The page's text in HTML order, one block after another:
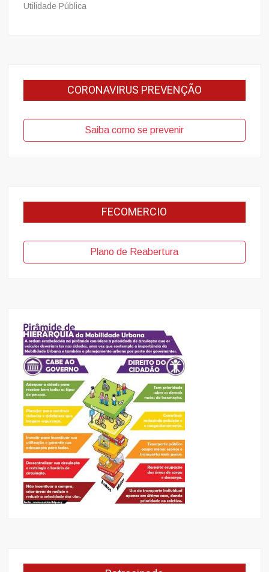
Utilidade Pública
CORONAVIRUS PREVENÇÃO
Saiba como se prevenir
FECOMERCIO
Plano de Reabertura